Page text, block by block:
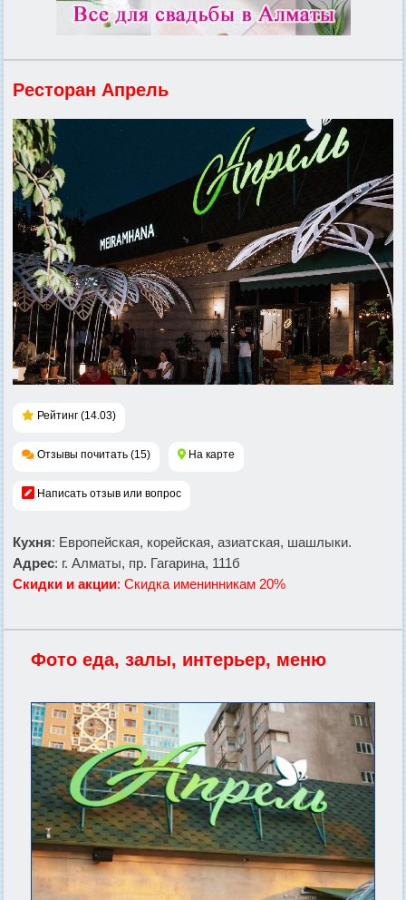
Ресторан Апрель
Рейтинг (14.03)
Отзывы почитать (15) На карте
Написать отзыв или вопрос
Кухня: Европейская, корейская, азиатская, шашлыки.
Адрес: г. Алматы, пр. Гагарина, 111б
Скидки и акции: Скидка именинникам 20%
Фото еда, залы, интерьер, меню